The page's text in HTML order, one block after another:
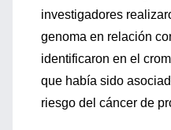
investigadores
genoma en relación
identificaron en el
que había sido
riesgo del cáncer de